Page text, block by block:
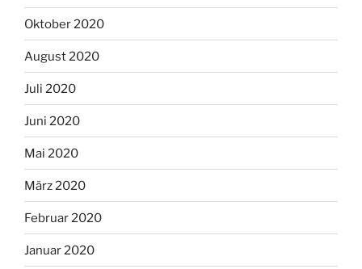
Oktober 2020
August 2020
Juli 2020
Juni 2020
Mai 2020
März 2020
Februar 2020
Januar 2020